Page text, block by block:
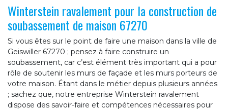
Winterstein ravalement pour la construction de
soubassement de maison 67270
Si vous êtes sur le point de faire une maison dans la ville de
Geiswiller 67270 ; pensez à faire construire un
soubassement, car c’est élément très important qui a pour
rôle de soutenir les murs de façade et les murs porteurs de
votre maison. Étant dans le métier depuis plusieurs années
; sachez que, notre entreprise Winterstein ravalement
dispose des savoir-faire et compétences nécessaires pour